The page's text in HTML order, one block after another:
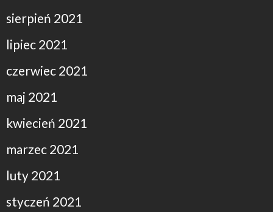
sierpień 2021
lipiec 2021
czerwiec 2021
maj 2021
kwiecień 2021
marzec 2021
luty 2021
styczeń 2021